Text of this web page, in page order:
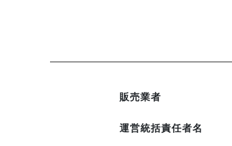
販売業者
運営統括責任者名